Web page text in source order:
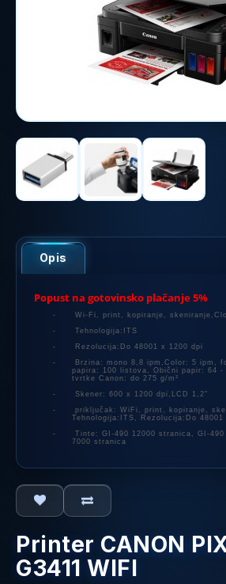
Opis
Popust na gotovinsko plačanje 5%
-
Wi-Fi, print, kopiranje,
-
Tehnologija:ITS
-
Rezolucija:Do 48001 x 1200 dpi
-
Brzina: mono 8,8 ipm,Color: 5 ipm,
papira: 100 listova, Obični papir: 64 -
tvrtke Canon: do 275 g/m²
-
Skener: 600 x 1200 dpi,LCD 1,2"
-
priključak: WiFi, print, kopiranje,
Tehnologija:ITS, Rezolucija:Do 48001
-
Tinte: GI-490 12000 stranica, GI-
7000 stranica
Printer CANON
G3411 WIFI